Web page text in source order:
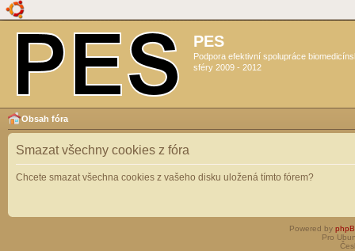
PES
Podpora efektivní spolupráce
sféry 2009 - 2012
Obsah fóra
Smazat všechny cookies z fóra
Chcete smazat všechna cookies z vašeho disku uložená tímto fórem?
Powered by
Pro